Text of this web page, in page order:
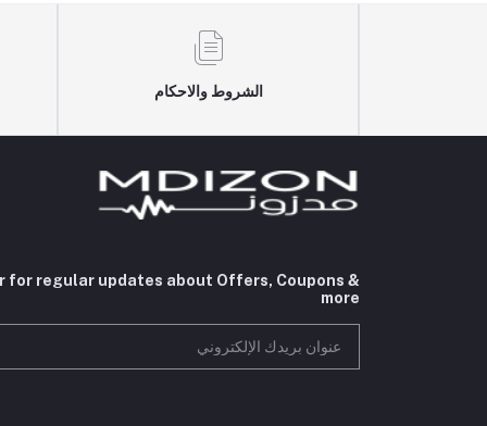
الشروط والاحكام
regular updates about Offers, Coupons &
more